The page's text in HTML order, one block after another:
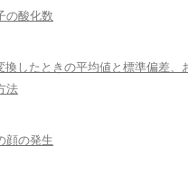
の酸化数
換したときの平均値と標準偏差、
法
顔の発生